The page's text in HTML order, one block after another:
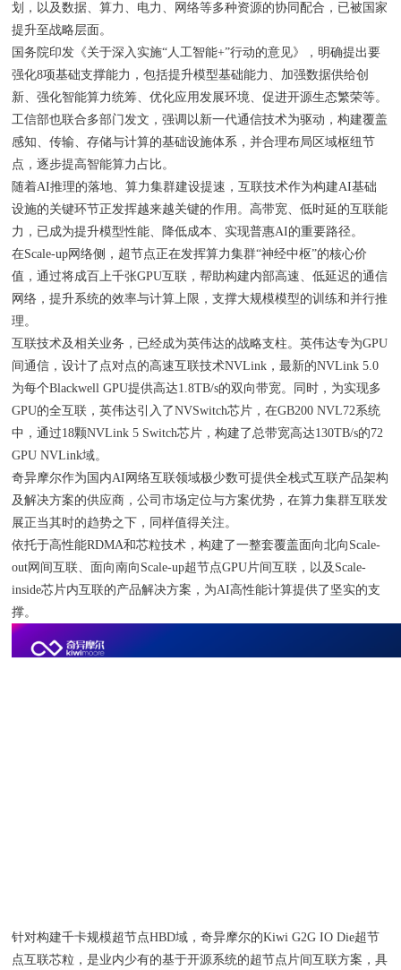
划，以及数据、算力、电力、网络等多种资源的协同配合，已被国家
提升至战略层面。
国务院印发《关于深入实施“人工智能+”行动的意见》，明确提出要
强化8项基础支撑能力，包括提升模型基础能力、加强数据供给创
新、强化智能算力统筹、优化应用发展环境、促进开源生态繁荣等。
工信部也联合多部门发文，强调以新一代通信技术为驱动，构建覆盖
感知、传输、存储与计算的基础设施体系，并合理布局区域枢纽节
点，逐步提高智能算力占比。
随着AI推理的落地、算力集群建设提速，互联技术作为构建AI基础
设施的关键环节正发挥越来越关键的作用。高带宽、低时延的互联能
力，已成为提升模型性能、降低成本、实现普惠AI的重要路径。
在Scale-up网络侧，超节点正在发挥算力集群“神经中枢”的核心价
值，通过将成百上千张GPU互联，帮助构建内部高速、低延迟的通信
网络，提升系统的效率与计算上限，支撑大规模模型的训练和并行推
理。
互联技术及相关业务，已经成为英伟达的战略支柱。英伟达专为GPU
间通信，设计了点对点的高速互联技术NVLink，最新的NVLink 5.0
为每个Blackwell GPU提供高达1.8TB/s的双向带宽。同时，为实现多
GPU的全互联，英伟达引入了NVSwitch芯片，在GB200 NVL72系统
中，通过18颗NVLink 5 Switch芯片，构建了总带宽高达130TB/s的72
GPU NVLink域。
奇异摩尔作为国内AI网络互联领域极少数可提供全栈式互联产品架构
及解决方案的供应商，公司市场定位与方案优势，在算力集群互联发
展正当其时的趋势之下，同样值得关注。
依托于高性能RDMA和芯粒技术，构建了一整套覆盖面向北向Scale-
out网间互联、面向南向Scale-up超节点GPU片间互联，以及Scale-
inside芯片内互联的产品解决方案，为AI高性能计算提供了坚实的支
撑。
针对构建千卡规模超节点HBD域，奇异摩尔的Kiwi G2G IO Die超节
点互联芯粒，是业内少有的基于开源系统的超节点片间互联方案，具